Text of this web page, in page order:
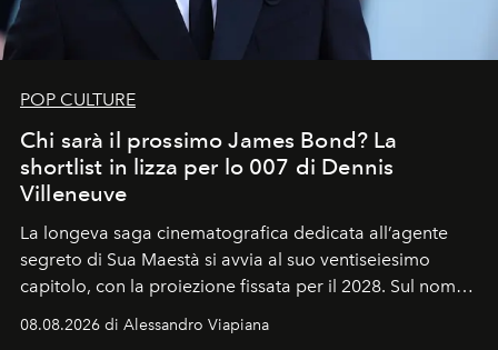
POP CULTURE
Chi sarà il prossimo James Bond? La
shortlist in lizza per lo 007 di Dennis
Villeneuve
La longeva saga cinematografica dedicata all’agente
segreto di Sua Maestà si avvia al suo ventiseiesimo
capitolo, con la proiezione fissata per il 2028. Sul nome
Craig, però, regna ancora il più assoluto riserbo.
08.08.2026 di Alessandro Viapiana